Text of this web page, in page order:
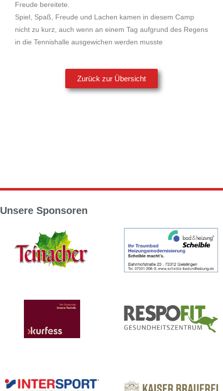
Freude bereitete.
Spiel, Spaß, Freude und Lachen kamen in diesem Camp
nicht zu kurz, auch wenn an einem Tag aufgrund des Regens
in die Tennishalle ausgewichen werden musste
Zurück zur Übersicht
Unsere Sponsoren